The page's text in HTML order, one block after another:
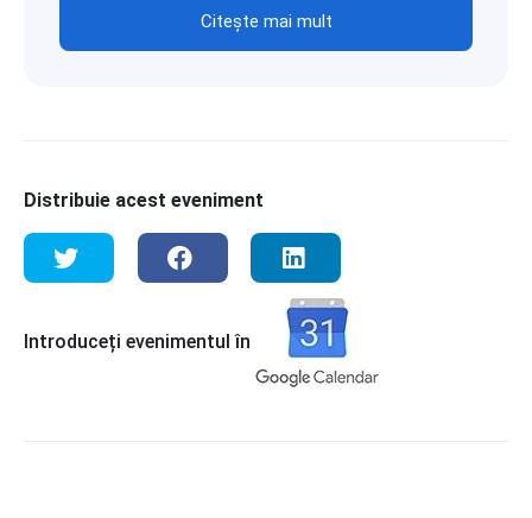
Citește mai mult
Distribuie acest eveniment
Introduceți evenimentul în